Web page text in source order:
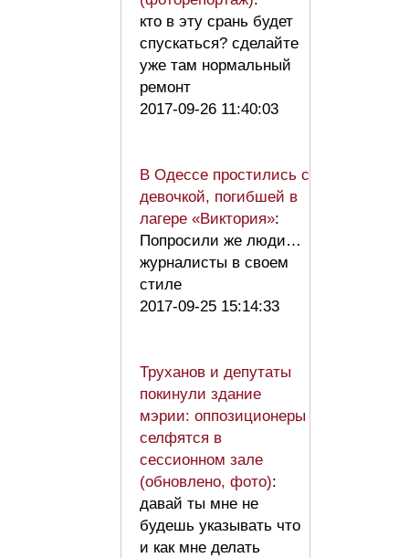
кто в эту срань будет
спускаться? сделайте
уже там нормальный
ремонт
2017-09-26 11:40:03
В Одессе простились с
девочкой, погибшей в
лагере «Виктория»:
Попросили же люди…
журналисты в своем
стиле
2017-09-25 15:14:33
Труханов и депутаты
покинули здание
мэрии: оппозиционеры
селфятся в
сессионном зале
(обновлено, фото):
давай ты мне не
будешь указывать что
и как мне делать